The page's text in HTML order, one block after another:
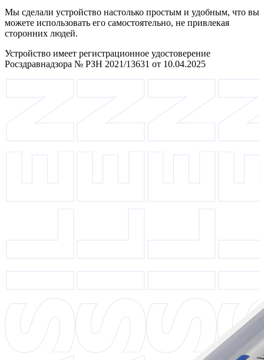
Мы сделали устройство настолько простым и удобным, что вы
можете использовать его самостоятельно, не привлекая
сторонних людей.
Устройство имеет регистрационное удостоверение
Росздравнадзора № РЗН 2021/13631 от 10.04.2025